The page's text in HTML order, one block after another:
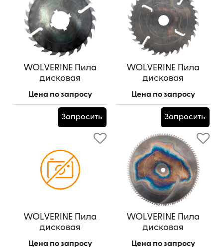
WOLVERINE Пила
дисковая
200*50*3,2/4,6/24z+2
Цена по запросу
Запросить
WOLVERINE Пила
дисковая
315*70*2,5/3,8/(18z+18)+4
Цена по запросу
Запросить
WOLVERINE Пила
дисковая
Цена по запросу
WOLVERINE Пила
дисковая
Цена по запросу